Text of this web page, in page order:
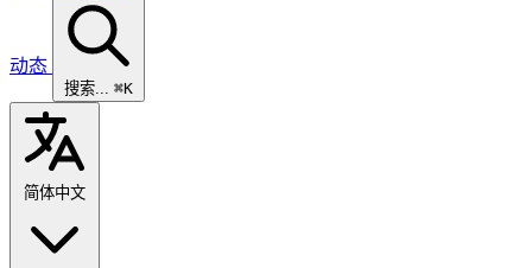
动态
搜索... ⌘K
简体中文